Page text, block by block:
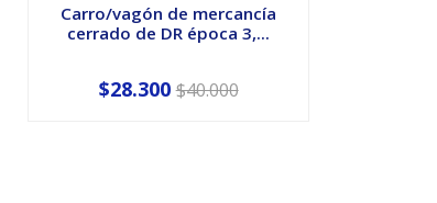
Carro/vagón de mercancía
cerrado de DR época 3,...
$28.300 $40.000